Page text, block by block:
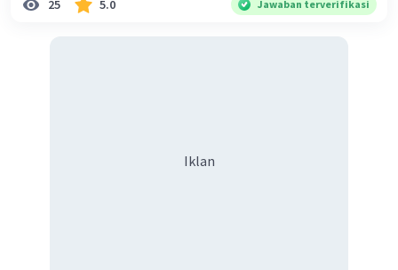
25 5.0 Jawaban terverifikasi
Iklan